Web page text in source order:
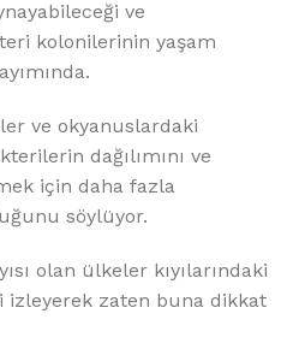
ve
kolonilerinin yaşam
ve okyanuslardaki
dağılımını ve
için daha fazla
söylüyor.
olan ülkeler kıyılarındaki
izleyerek zaten buna dikkat